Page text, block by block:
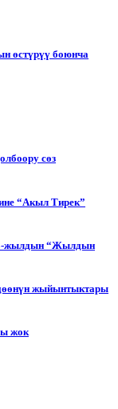
өстүрүү боюнча
сөз
“Акыл Тирек”
жылдын “Жылдын
жыйынтыктары
жок